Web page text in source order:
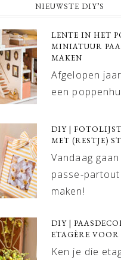
NIEUWSTE DIY’S
LENTE IN HET
MINIATUUR
MAKEN
Afgelopen
een
DIY |
MET (RESTJE)
Vandaag
passe-
maken!
DIY |
ETAGÈRE VOOR
Ken je die